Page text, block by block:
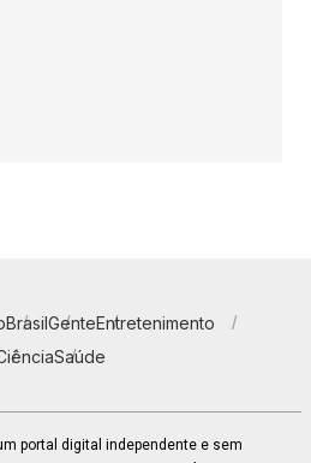
BrasilGenteEntretenimento
Saúde
um portal digital independente e sem